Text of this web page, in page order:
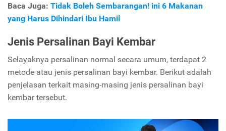
Baca Juga: Tidak Boleh Sembarangan! ini 6 Makanan
yang Harus Dihindari Ibu Hamil
Jenis Persalinan Bayi Kembar
Selayaknya persalinan normal secara umum, terdapat 2
metode atau jenis persalinan bayi kembar. Berikut adalah
penjelasan terkait masing-masing jenis persalinan bayi
kembar tersebut.